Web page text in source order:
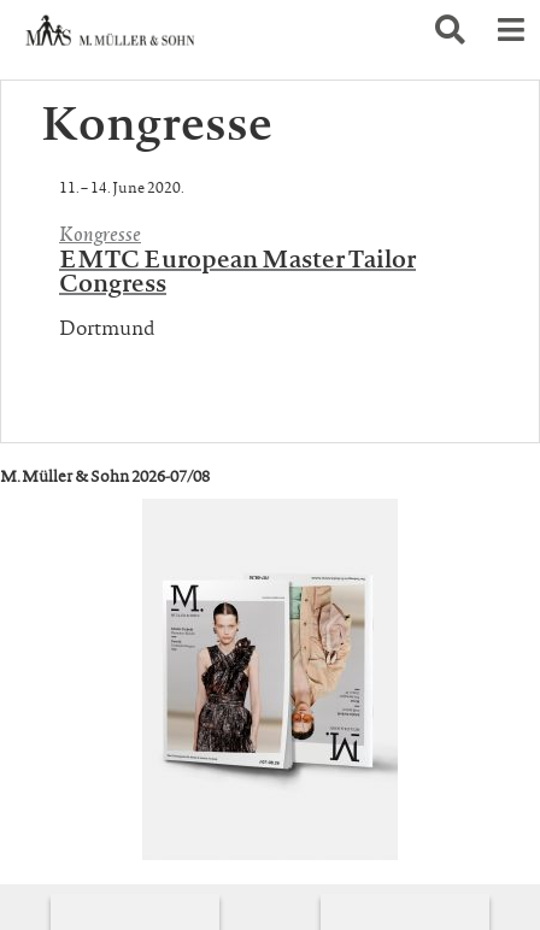
Kongresse
11. – 14. June 2020.
Kongresse
EMTC European Master Tailor
Congress
Dortmund
M. Müller & Sohn 2026-07/08